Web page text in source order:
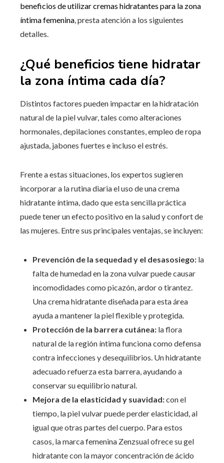
beneficios de utilizar cremas hidratantes para la zona
íntima femenina , presta atención a los siguientes
detalles.
¿Qué beneficios tiene hidratar
la zona íntima cada día?
Distintos factores pueden impactar en la hidratación
natural de la piel vulvar, tales como alteraciones
hormonales, depilaciones constantes, empleo de ropa
ajustada, jabones fuertes e incluso el estrés.
Frente a estas situaciones, los expertos sugieren
incorporar a la rutina diaria el uso de una crema
hidratante íntima, dado que esta sencilla práctica
puede tener un efecto positivo en la salud y confort de
las mujeres. Entre sus principales ventajas, se incluyen:
Prevención de la sequedad y el desasosiego: la
falta de humedad en la zona vulvar puede causar
incomodidades como picazón, ardor o tirantez.
Una crema hidratante diseñada para esta área
ayuda a mantener la piel flexible y protegida.
Protección de la barrera cutánea: la flora
natural de la región íntima funciona como defensa
contra infecciones y desequilibrios. Un hidratante
adecuado refuerza esta barrera, ayudando a
conservar su equilibrio natural.
Mejora de la elasticidad y suavidad:con el
tiempo, la piel vulvar puede perder elasticidad, al
igual que otras partes del cuerpo. Para estos
casos, la marca femenina Zenzsual ofrece su gel
hidratante con la mayor concentración de ácido